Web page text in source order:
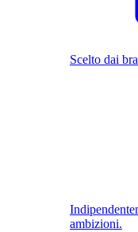
Scelto dai
ambizioni.